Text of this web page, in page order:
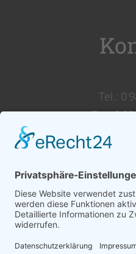
Tel.: 0
Fax: 0